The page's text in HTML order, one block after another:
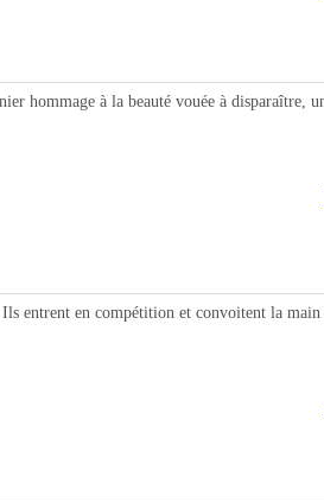
hommage à la beauté vouée à disparaître,
entrent en compétition et convoitent la main